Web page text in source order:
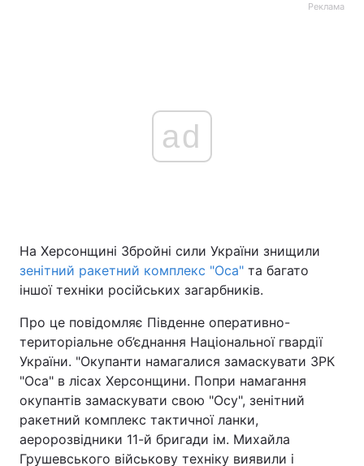
Реклама
ad
На Херсонщині Збройні сили України знищили
зенітний ракетний комплекс "Оса" та багато
іншої техніки російських загарбників.
Про це повідомляє Південне оперативно-
територіальне об’єднання Національної гвардії
України. "Окупанти намагалися замаскувати ЗРК
"Оса" в лісах Херсонщини. Попри намагання
окупантів замаскувати свою "Осу", зенітний
ракетний комплекс тактичної ланки,
аеророзвідники 11-й бригади ім. Михайла
Грушевського військову техніку виявили і